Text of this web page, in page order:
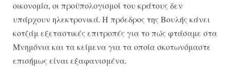
οικονομία, οι προϋπολογισμοί του κράτους δεν
υπάρχουν ηλεκτρονικά. Η πρόεδρος της Βουλής κάνει
κοτζάμ εξεταστικές επιτροπές για το πώς φτάσαμε στα
Μνημόνια και τα κείμενα για τα οποία σκοτωνόμαστε
επισήμως είναι εξαφανισμένα.